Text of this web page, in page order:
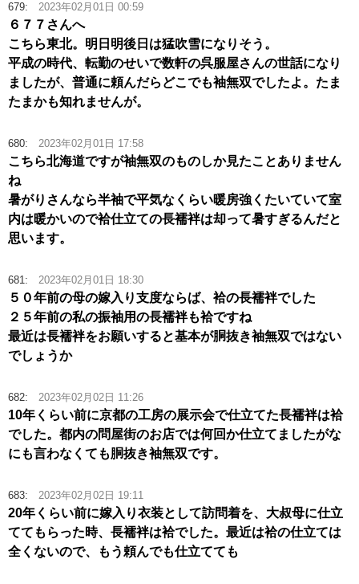
679: 2023年02月01日 00:59
６７７さんへ
こちら東北。明日明後日は猛吹雪になりそう。
平成の時代、転勤のせいで数軒の呉服屋さんの世話になり
ましたが、普通に頼んだらどこでも袖無双でしたよ。たま
たまかも知れませんが。
680: 2023年02月01日 17:58
こちら北海道ですが袖無双のものしか見たことありません
ね
暑がりさんなら半袖で平気なくらい暖房強くたいていて室
内は暖かいので袷仕立ての長襦袢は却って暑すぎるんだと
思います。
681: 2023年02月01日 18:30
５０年前の母の嫁入り支度ならば、袷の長襦袢でした
２５年前の私の振袖用の長襦袢も袷ですね
最近は長襦袢をお願いすると基本が胴抜き袖無双ではない
でしょうか
682: 2023年02月02日 11:26
10年くらい前に京都の工房の展示会で仕立てた長襦袢は袷
でした。都内の問屋街のお店では何回か仕立てましたがな
にも言わなくても胴抜き袖無双です。
683: 2023年02月02日 19:11
20年くらい前に嫁入り衣装として訪問着を、大叔母に仕立
ててもらった時、長襦袢は袷でした。最近は袷の仕立ては
全くないので、もう頼んでも仕立てても